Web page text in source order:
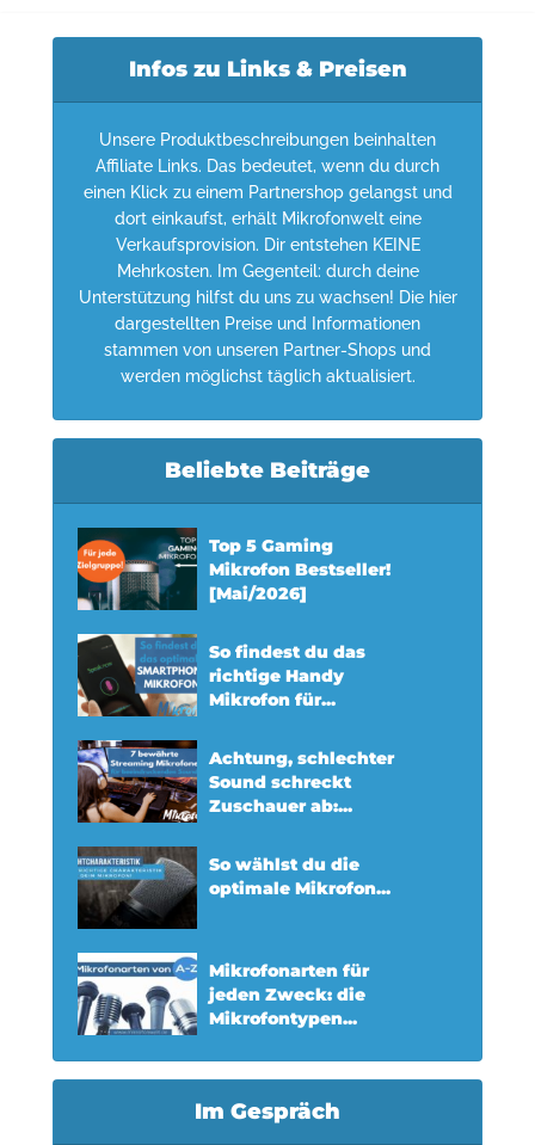
Infos zu Links & Preisen
Unsere Produktbeschreibungen beinhalten
Affiliate Links. Das bedeutet, wenn du durch
einen Klick zu einem Partnershop gelangst und
dort einkaufst, erhält Mikrofonwelt eine
Verkaufsprovision. Dir entstehen KEINE
Mehrkosten. Im Gegenteil: durch deine
Unterstützung hilfst du uns zu wachsen! Die hier
dargestellten Preise und Informationen
stammen von unseren Partner-Shops und
werden möglichst täglich aktualisiert.
Beliebte Beiträge
Top 5 Gaming
Mikrofon Bestseller!
[Mai/2026]
So findest du das
richtige Handy
Mikrofon für...
Achtung, schlechter
Sound schreckt
Zuschauer ab:...
So wählst du die
optimale Mikrofon...
Mikrofonarten für
jeden Zweck: die
Mikrofontypen...
Im Gespräch